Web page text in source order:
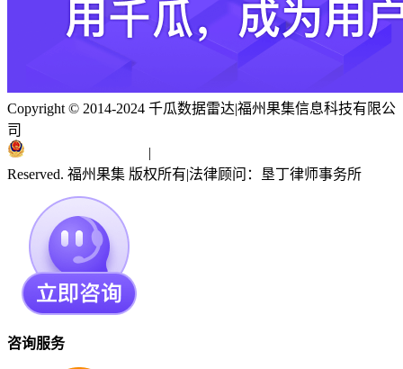
Copyright © 2014-2024 千瓜数据雷达|福州果集信息科技有限公
司
|
Reserved. 福州果集 版权所有|法律顾问：垦丁律师事务所
咨询服务